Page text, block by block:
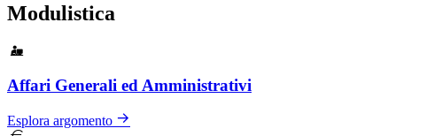
Modulistica
Affari Generali ed Amministrativi
Esplora argomento